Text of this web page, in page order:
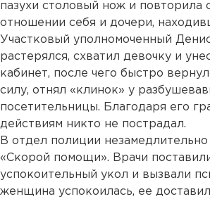
пазухи столовый нож и повторила
отношении себя и дочери,
Участковый уполномоченный
растерялся, схватил девочку и
кабинет, после чего быстро
силу, отнял «клинок» у
посетительницы. Благодаря его
действиям никто не пострадал.
В отдел полиции
«Скорой помощи». Врачи
успокоительный укол и вызвали
женщина успокоилась, ее